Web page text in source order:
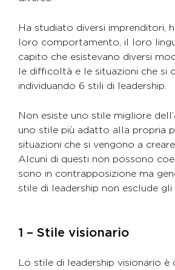
Ha studiato diversi imprenditori,
loro comportamento, il loro
capito che esistevano diversi
le difficoltà e le situazioni che si
individuando 6 stili di leadership.
Non esiste uno stile migliore
uno stile più adatto alla propria
situazioni che si vengono a
Alcuni di questi non possono
sono in contrapposizione ma
stile di leadership non esclude gli
1 – Stile visionario
Lo stile di leadership visionario